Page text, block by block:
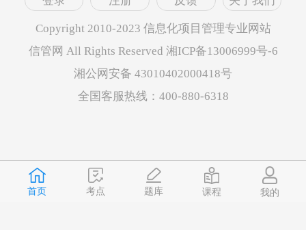
首页 考点 题库 课程 我的
Copyright 2010-2023 信息化项目管理专业网站
信管网 All Rights Reserved 湘ICP备13006999号-6
湘公网安备 43010402000418号
全国客服热线：400-880-6318